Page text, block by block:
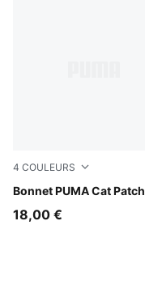
4 COULEURS
Bonnet PUMA Cat Patch
Mauve Glow
18,00 €